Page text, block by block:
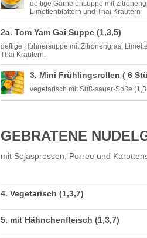
deftige Garnelensuppe mit
Limettenblättern und Thai Kräutern
2a. Tom Yam Gai Suppe (1,3,5)
deftige Hühnersuppe mit Zitronengras,
Thai Kräutern.
3. Mini Frühlingsrollen ( 6
vegetarisch mit Süß-sauer-Soße
GEBRATENE
mit Sojasprossen, Porree und
4. Vegetarisch (1,3,7)
5. mit Hähnchenfleisch (1,3,7)